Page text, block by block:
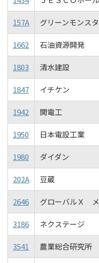
157A グリーンモンス
1662 石油資源開発
1803 清水建設
1847 イチケン
1942 関電工
1950 日本電設工業
1980 ダイダン
202A 豆蔵
2646 グローバルＸ
3186 ネクステージ
3541 農業総合研究所